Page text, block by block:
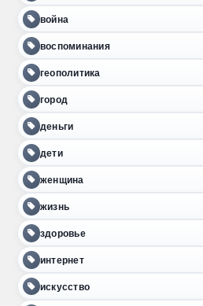
война
воспоминания
геополитика
город
деньги
дети
женщина
жизнь
здоровье
интернет
искусство